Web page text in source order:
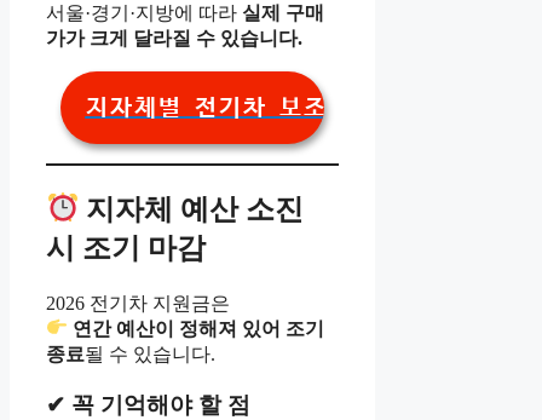
서울·경기·지방에 따라 실제 구매
가가 크게 달라질 수 있습니다.
지자체별 전기차 보조금 조회
지자체 예산 소진
시 조기 마감
2026 전기차 지원금은
연간 예산이 정해져 있어 조기
종료될 수 있습니다.
✔ 꼭 기억해야 할 점